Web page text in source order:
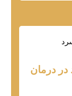
در درمان